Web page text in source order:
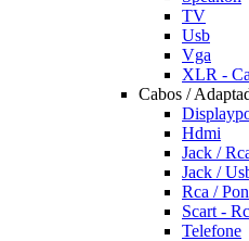
TV
Usb
Vga
XLR -
Cabos /
Hdmi
Jack /
Jack /
Rca /
Scart -
Telefone